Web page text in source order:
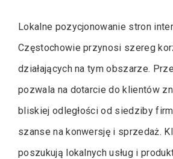
Lokalne pozycjonowanie stron
Częstochowie przynosi szereg
działających na tym obszarze.
pozwala na dotarcie do klientów
bliskiej odległości od siedziby
szanse na konwersję i sprzedaż.
poszukują lokalnych usług i